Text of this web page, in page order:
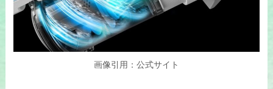
画像引用：公式サイト